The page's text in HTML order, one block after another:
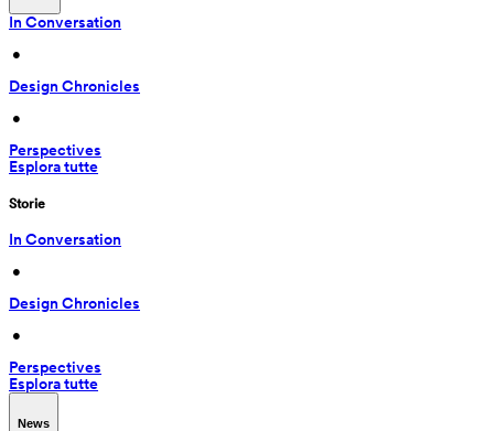
In Conversation
•
Design Chronicles
•
Perspectives
Esplora tutte
Storie
In Conversation
•
Design Chronicles
•
Perspectives
Esplora tutte
News